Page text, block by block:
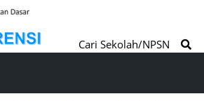
Cari Sekolah/NPSN